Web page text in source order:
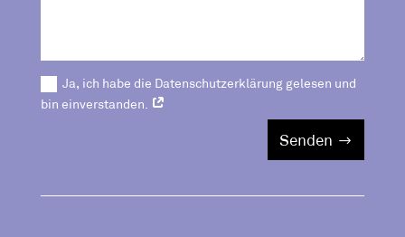
Ja, ich habe die Datenschutzerklärung gelesen und
bin einverstanden.
Senden